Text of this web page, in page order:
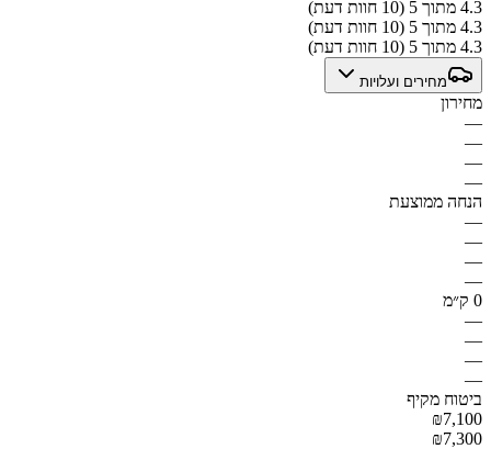
4.3 מתוך 5 (10 חוות דעת)
4.3 מתוך 5 (10 חוות דעת)
4.3 מתוך 5 (10 חוות דעת)
מחירים ועלויות
מחירון
—
—
—
—
הנחה ממוצעת
—
—
—
—
0 ק״מ
—
—
—
—
ביטוח מקיף
₪7,100
₪7,300